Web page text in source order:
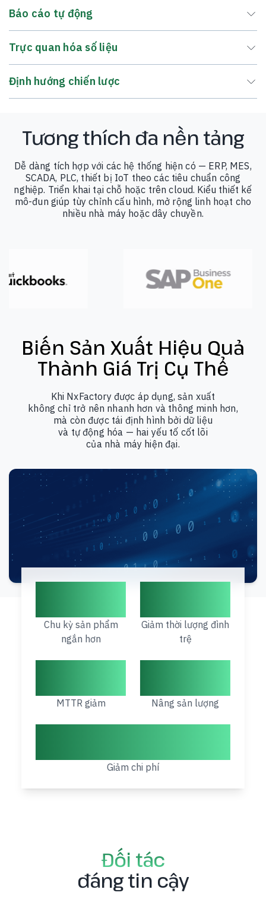
Báo cáo tự động
Trực quan hóa số liệu
Định hướng chiến lược
Tương thích đa nền tảng
Dễ dàng tích hợp với các hệ thống hiện có — ERP, MES,
SCADA, PLC, thiết bị IoT theo các tiêu chuẩn công
nghiệp. Triển khai tại chỗ hoặc trên cloud. Kiểu thiết kế
mô-đun giúp tùy chỉnh cấu hình, mở rộng linh hoạt cho
nhiều nhà máy hoặc dây chuyền.
Biến Sản Xuất Hiệu Quả
Thành Giá Trị Cụ Thể
Khi NxFactory được áp dụng, sản xuất
không chỉ trở nên nhanh hơn và thông minh hơn,
mà còn được tái định hình bởi dữ liệu
và tự động hóa — hai yếu tố cốt lõi
của nhà máy hiện đại.
Chu kỳ sản phẩm
ngắn hơn
Giảm thời lượng đình
trệ
MTTR giảm Nâng sản lượng
Giảm chi phí
Đối tác
đáng tin cậy